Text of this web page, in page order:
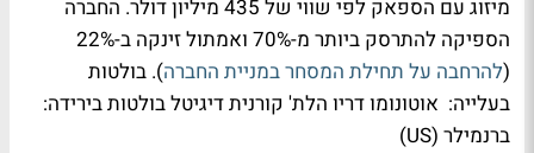
מיזוג עם הספאק לפי שווי של 435 מיליון דולר. החברה
הספיקה להתרסק ביותר מ-70% ואמתול זינקה ב-22%
(להרחבה על תחילת המסחר במניית החברה). בולטות
בעלייה: אוטונומו דריו הלת' קורנית דיגיטל בולטות בירידה:
ברנמילר (US)